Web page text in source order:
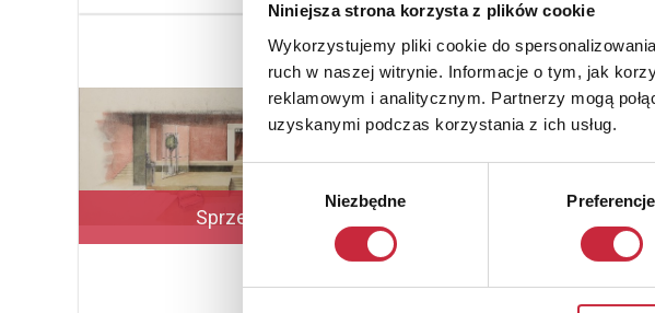
Niniejsza strona korzysta z plików cookie
Wykorzystujemy pliki cookie do
ruch w naszej witrynie. Informacje o tym, jak
reklamowym i analitycznym. Partnerzy mogą
uzyskanymi podczas korzystania z ich usług.
Wybór
Niezbędne Preferencje
Sprzedane
Kazimierz Leszek
(ur. 1931)
Nr katalogowy
357
akwarela, ołówek, tusz, piórko,
x 58 cm (w świetle oprawy);
sygn. opisany i dat. p. d.: Teatr Mały
Warszawa / Fr. Durrenmatt "Fizycy"